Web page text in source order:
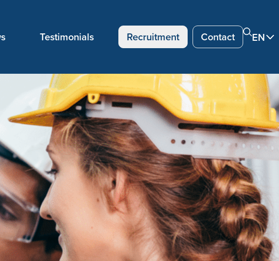
Testimonials Recruitment Contact EN